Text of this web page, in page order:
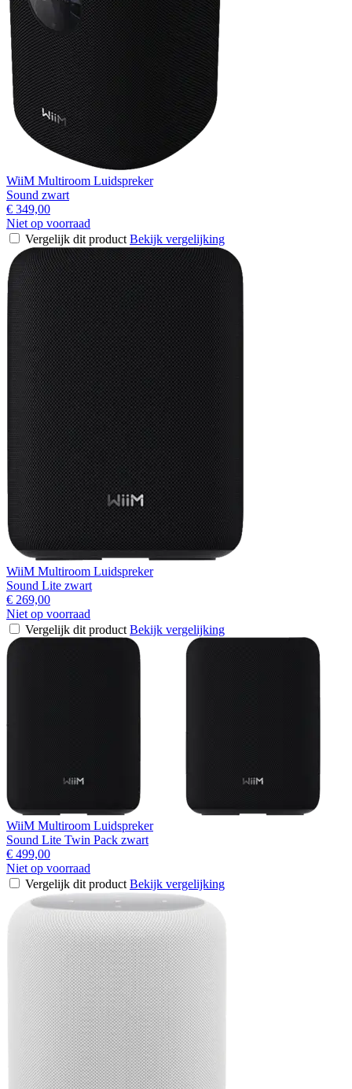
WiiM Multiroom Luidspreker
Sound zwart
€ 349,00
Niet op voorraad
Vergelijk dit product Bekijk vergelijking
WiiM Multiroom Luidspreker
Sound Lite zwart
€ 269,00
Niet op voorraad
Vergelijk dit product Bekijk vergelijking
WiiM Multiroom Luidspreker
Sound Lite Twin Pack zwart
€ 499,00
Niet op voorraad
Vergelijk dit product Bekijk vergelijking